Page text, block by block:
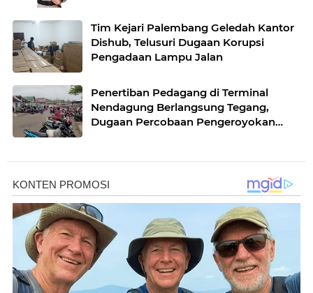
Tim Kejari Palembang Geledah Kantor
Dishub, Telusuri Dugaan Korupsi
Pengadaan Lampu Jalan
Penertiban Pedagang di Terminal
Nendagung Berlangsung Tegang,
Dugaan Percobaan Pengeroyokan